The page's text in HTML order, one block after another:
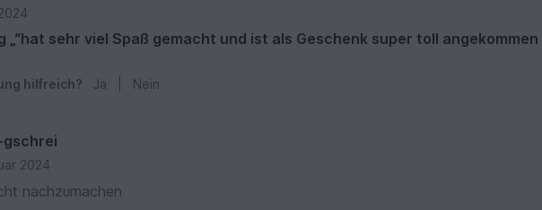
„“hat sehr viel Spaß gemacht und ist als Geschenk super toll angekommen
hilfreich? Ja Nein
2024
nachzumachen